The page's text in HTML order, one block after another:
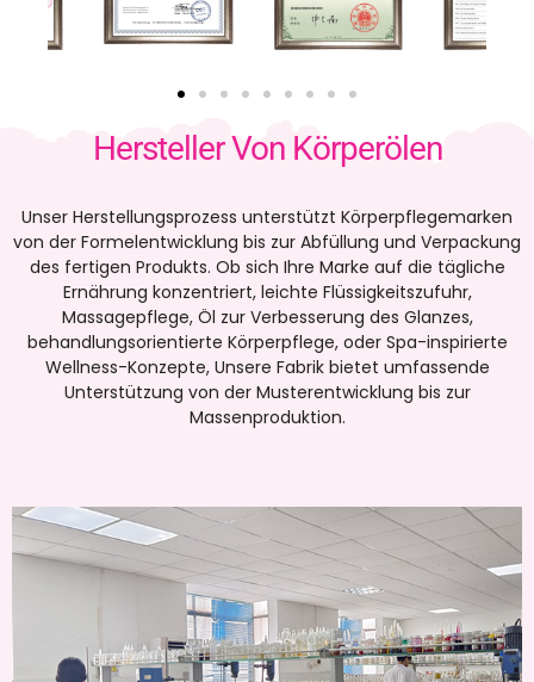
Hersteller Von Körperölen
Unser Herstellungsprozess unterstützt Körperpflegemarken
von der Formelentwicklung bis zur Abfüllung und Verpackung
des fertigen Produkts. Ob sich Ihre Marke auf die tägliche
Ernährung konzentriert, leichte Flüssigkeitszufuhr,
Massagepflege, Öl zur Verbesserung des Glanzes,
behandlungsorientierte Körperpflege, oder Spa-inspirierte
Wellness-Konzepte, Unsere Fabrik bietet umfassende
Unterstützung von der Musterentwicklung bis zur
Massenproduktion.